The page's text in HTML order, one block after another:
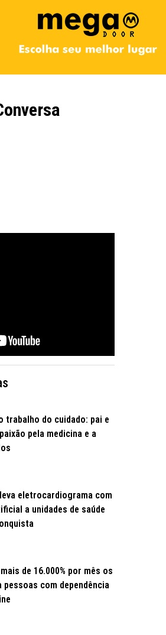
trabalho do cuidado: pai e
pela medicina e a
eletrocardiograma com
a unidades de saúde
de 16.000% por mês os
pessoas com dependência